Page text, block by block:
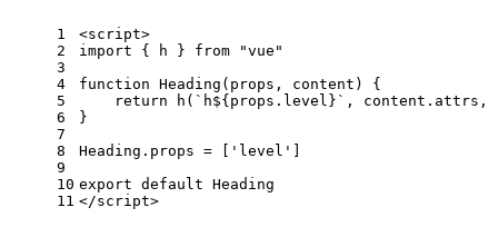
1
2
3
4
5
6
7
8
9
10
11
<script>
import { h } from
"vue"
function Heading ( props, content ) {
return
h ( `h${props.level} ` , content. attrs ,
}
Heading . props = [ 'level'
export default Heading
</script>